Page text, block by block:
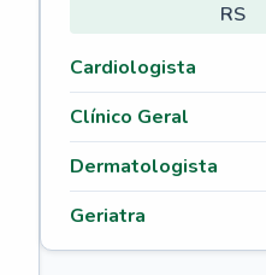
RS
Cardiologista
Clínico Geral
Dermatologista
Geriatra